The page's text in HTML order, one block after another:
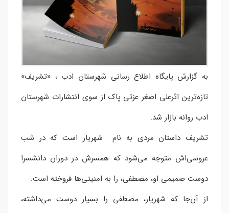
به گزارش پایگاه اطلاع رسانی شهرستان ادب ،‌ «تشریف»
تازه‌ترین اثرعلی اصغر عزتی پاک از سوی انتشارات شهرستان
ادب روانه بازار شد.
تشریف داستان مردی به نام شهریار است که در شب
عروسی‌اش متوجه می‌شود که همسرش در دوران دانشسرا
دوست صمیمی او، مصطفی، را به امنیتی‌ها فروخته است.
از آن‌جا که شهریار، مصطفی را بسیار دوست می‌داشته،